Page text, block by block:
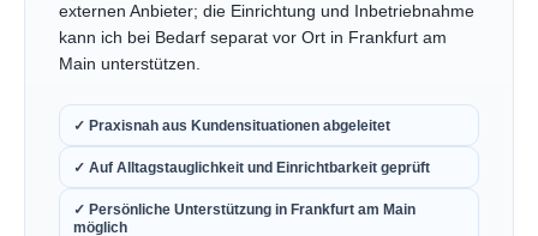
externen Anbieter; die Einrichtung und Inbetriebnahme
kann ich bei Bedarf separat vor Ort in Frankfurt am
Main unterstützen.
✓ Praxisnah aus Kundensituationen abgeleitet
✓ Auf Alltagstauglichkeit und Einrichtbarkeit geprüft
✓ Persönliche Unterstützung in Frankfurt am Main
möglich